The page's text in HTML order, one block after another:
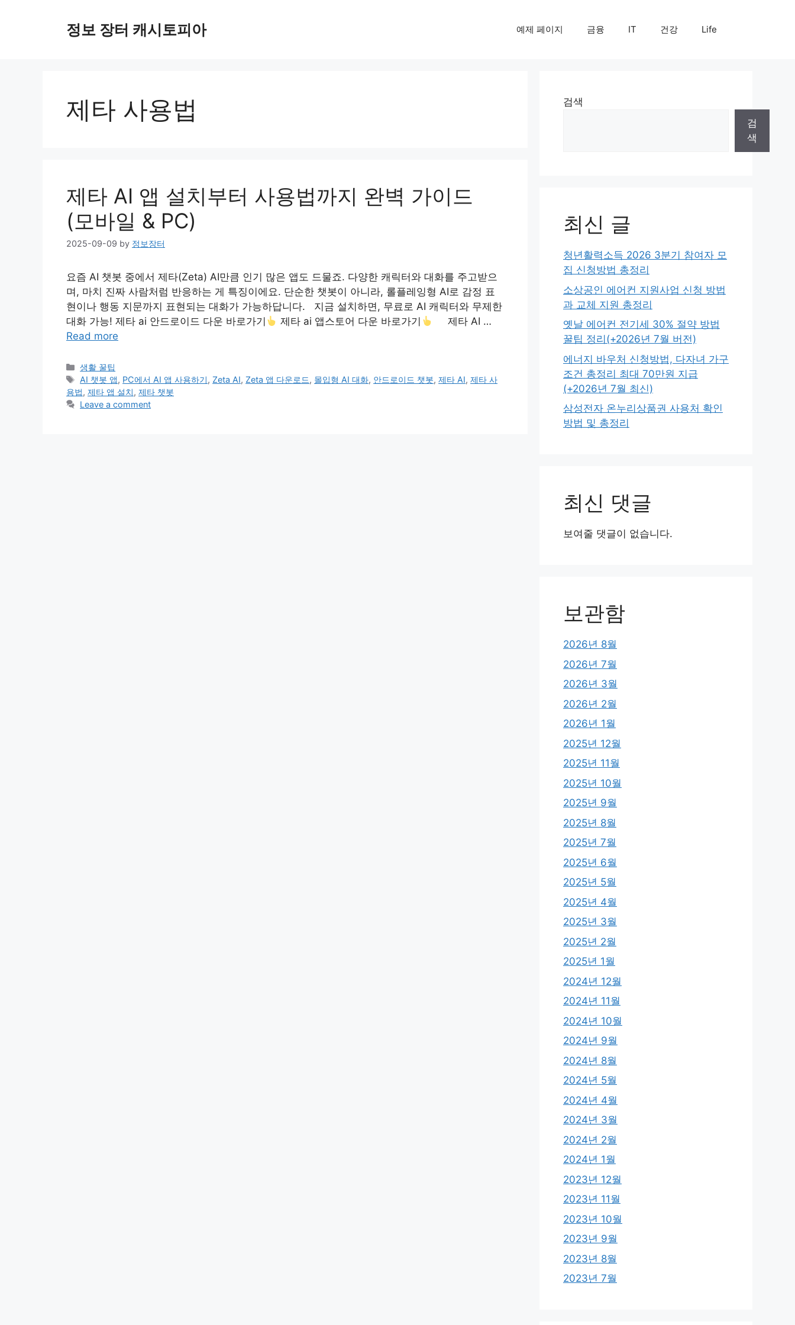
정보 장터 캐시토피아 예제 페이지 금융 IT 건강 Life
제타 사용법
제타 AI 앱 설치부터 사용법까지 완벽 가이드
(모바일 & PC)
2025-09-09 by 정보장터
요즘 AI 챗봇 중에서 제타(Zeta) AI만큼 인기 많은 앱도 드물죠. 다양한 캐릭터와 대화를 주고받으
며, 마치 진짜 사람처럼 반응하는 게 특징이에요. 단순한 챗봇이 아니라, 롤플레잉형 AI로 감정 표
현이나 행동 지문까지 표현되는 대화가 가능하답니다. 지금 설치하면, 무료로 AI 캐릭터와 무제한
대화 가능! 제타 ai 안드로이드 다운 바로가기
제타 ai 앱스토어 다운 바로가기
제타 AI …
Read more
Categories
생활 꿀팁
Tags
AI 챗봇 앱, PC에서 AI 앱 사용하기, Zeta AI, Zeta 앱 다운로드, 몰입형 AI 대화, 안드로이드 챗봇,제타 AI,제타 사
용법, 제타 앱 설치, 제타 챗봇
Leave a comment
검색
검
색
최신 글
청년활력소득 2026 3분기 참여자 모
집 신청방법 총정리
소상공인 에어컨 지원사업 신청 방법
과 교체 지원 총정리
옛날 에어컨 전기세 30% 절약 방법
꿀팁 정리(+2026년 7월 버전)
에너지 바우처 신청방법, 다자녀 가구
조건 총정리 최대 70만원 지급
(+2026년 7월 최신)
삼성전자 온누리상품권 사용처 확인
방법 및 총정리
최신 댓글
보여줄 댓글이 없습니다.
보관함
2026년 8월
2026년 7월
2026년 3월
2026년 2월
2026년 1월
2025년 12월
2025년 11월
2025년 10월
2025년 9월
2025년 8월
2025년 7월
2025년 6월
2025년 5월
2025년 4월
2025년 3월
2025년 2월
2025년 1월
2024년 12월
2024년 11월
2024년 10월
2024년 9월
2024년 8월
2024년 5월
2024년 4월
2024년 3월
2024년 2월
2024년 1월
2023년 12월
2023년 11월
2023년 10월
2023년 9월
2023년 8월
2023년 7월